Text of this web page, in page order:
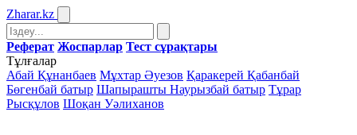
Zharar.kz
Реферат Жоспарлар Тест сұрақтары
Тұлғалар
Абай Құнанбаев Мұхтар Әуезов Қаракерей Қабанбай
Бөгенбай батыр Шапырашты Наурызбай батыр Тұрар
Рысқұлов Шоқан Уәлиханов